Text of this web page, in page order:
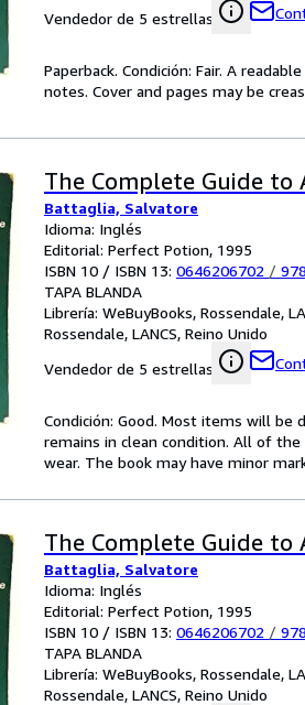
Vendedor de 5 estrellas
Paperback. Condición: Fair. A
notes. Cover and pages may be
The Complete Guide
Battaglia, Salvatore
Idioma: Inglés
Editorial: Perfect Potion, 1995
ISBN 10 / ISBN 13: 0646206702 /
TAPA BLANDA
Librería: WeBuyBooks, Rossendale,
Rossendale, LANCS, Reino Unido
Vendedor de 5 estrellas
Condición: Good. Most items will
remains in clean condition. All of
wear. The book may have minor
The Complete Guide
Battaglia, Salvatore
Idioma: Inglés
Editorial: Perfect Potion, 1995
ISBN 10 / ISBN 13: 0646206702 /
TAPA BLANDA
Librería: WeBuyBooks, Rossendale,
Rossendale, LANCS, Reino Unido